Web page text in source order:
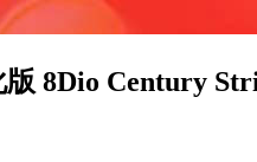
8Dio Century